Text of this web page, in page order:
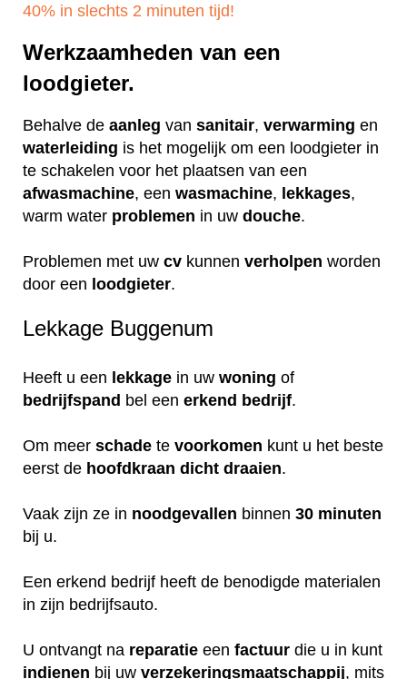
40% in slechts 2 minuten tijd!
Werkzaamheden van een
loodgieter.
Behalve de aanleg van sanitair, verwarming en
waterleiding is het mogelijk om een loodgieter in
te schakelen voor het plaatsen van een
afwasmachine, een wasmachine, lekkages,
warm water problemen in uw douche.
Problemen met uw cv kunnen verholpen worden
door een loodgieter.
Lekkage Buggenum
Heeft u een lekkage in uw woning of
bedrijfspand bel een erkend bedrijf.
Om meer schade te voorkomen kunt u het beste
eerst de hoofdkraan dicht draaien.
Vaak zijn ze in noodgevallen binnen 30 minuten
bij u.
Een erkend bedrijf heeft de benodigde materialen
in zijn bedrijfsauto.
U ontvangt na reparatie een factuur die u in kunt
indienen bij uw verzekeringsmaatschappij, mits